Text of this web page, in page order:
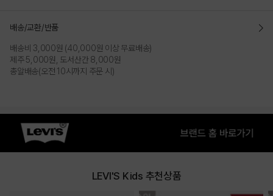
배송/교환/반품
배송비 3,000원 (40,000원 이상 무료배송)
제주 5,000원, 도서산간 8,000원
총알배송(오전 10시까지 주문 시)
LEVI'S Kids 추천상품